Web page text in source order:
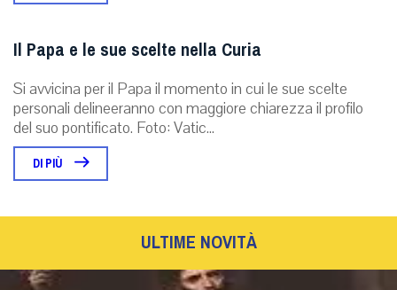
Il Papa e le sue scelte nella Curia
Si avvicina per il Papa il momento in cui le sue scelte
personali delineeranno con maggiore chiarezza il profilo
del suo pontificato. Foto: Vatic...
DI PIÙ
ULTIME NOVITÀ